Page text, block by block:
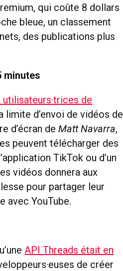
qui coûte 8 dollars
bleue, un classement
des publications plus
minutes
de
limite d’envoi de vidéos de
d’écran deMatt Navarra,
peuvent télécharger des
TikTok ou d’un
vidéos donnera aux
pour partager leur
avec YouTube.
API Threads était en
de créer